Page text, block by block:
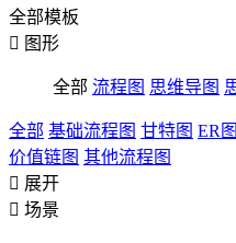
全部模板
 图形
全部 流程图 思维导图
全部 基础流程图 甘特图 ER图
价值链图 其他流程图
 展开
 场景